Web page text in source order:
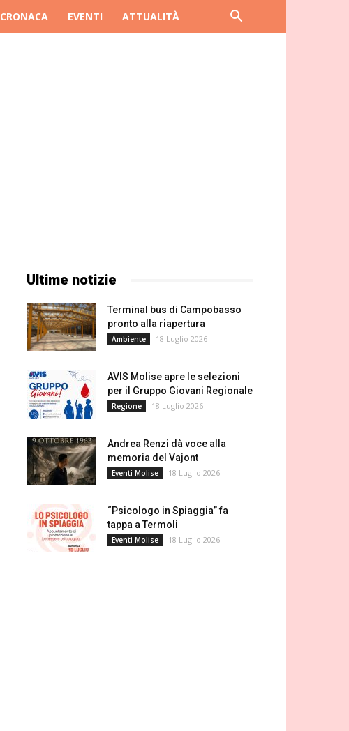
CRONACA EVENTI ATTUALITÀ
Ultime notizie
Terminal bus di Campobasso
pronto alla riapertura
Ambiente 18 Luglio 2026
AVIS Molise apre le selezioni
per il Gruppo Giovani Regionale
Regione 18 Luglio 2026
Andrea Renzi dà voce alla
memoria del Vajont
Eventi Molise 18 Luglio 2026
“Psicologo in Spiaggia” fa
tappa a Termoli
Eventi Molise 18 Luglio 2026